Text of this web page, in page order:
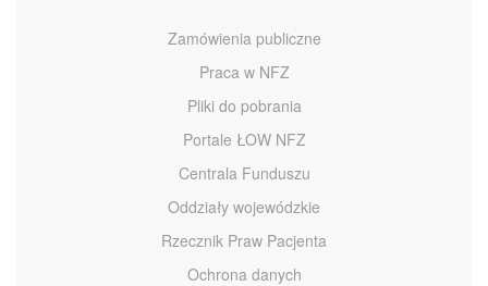
Zamówienia publiczne
Praca w NFZ
Pliki do pobrania
Portale ŁOW NFZ
Centrala Funduszu
Oddziały wojewódzkie
Rzecznik Praw Pacjenta
Ochrona danych